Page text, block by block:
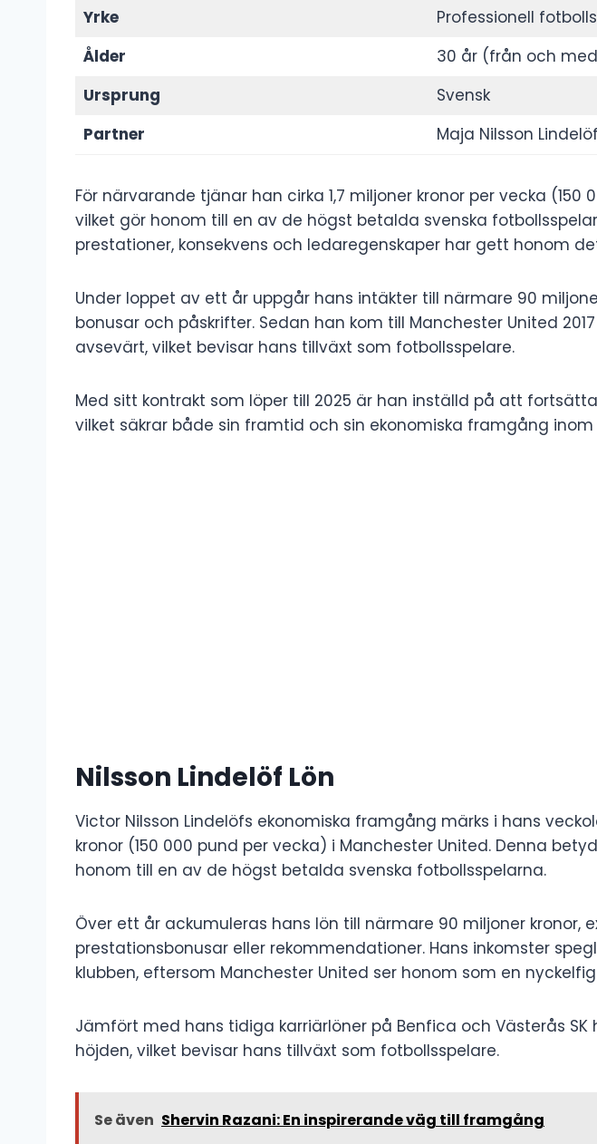
Yrke
Professionell
Ålder
30 år (från och
Ursprung
Svensk
Partner
Maja Nilsson Lindelöf
För närvarande tjänar han cirka 1,7 miljoner kronor per vecka (150
vilket gör honom till en av de högst betalda svenska
prestationer, konsekvens och ledaregenskaper har gett honom
Under loppet av ett år uppgår hans intäkter till närmare 90
bonusar och påskrifter. Sedan han kom till Manchester United
avsevärt, vilket bevisar hans tillväxt som fotbollsspelare.
Med sitt kontrakt som löper till 2025 är han inställd på att
vilket säkrar både sin framtid och sin ekonomiska framgång inom
Nilsson Lindelöf Lön
Victor Nilsson Lindelöfs ekonomiska framgång märks i hans
kronor (150 000 pund per vecka) i Manchester United. Denna
honom till en av de högst betalda svenska fotbollsspelarna.
Över ett år ackumuleras hans lön till närmare 90 miljoner kronor,
prestationsbonusar eller rekommendationer. Hans inkomster
klubben, eftersom Manchester United ser honom som en
Jämfört med hans tidiga karriärlöner på Benfica och Västerås SK
höjden, vilket bevisar hans tillväxt som fotbollsspelare.
Se även Shervin Razani: En inspirerande väg till framgång